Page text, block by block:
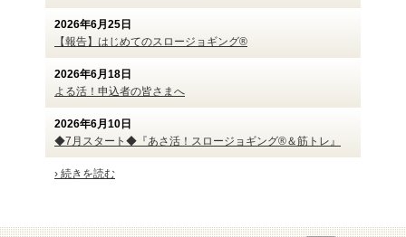
2026年6月25日
【報告】はじめてのスロージョギング®
2026年6月18日
よる活！申込者の皆さまへ
2026年6月10日
◆7月スタート◆『あさ活！スロージョギング®＆筋トレ』
› 続きを読む